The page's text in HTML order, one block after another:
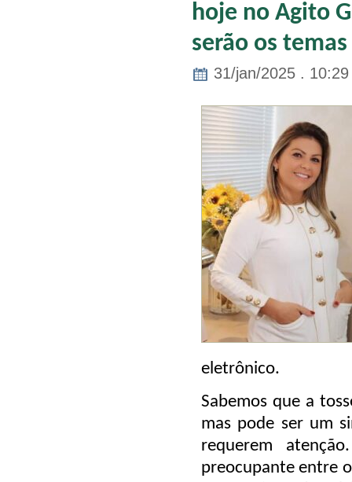
hoje no Agito
serão os
31/jan/2025 . 10:29
eletrônico.
Sabemos que a
mas pode ser um
requerem
preocupante entre